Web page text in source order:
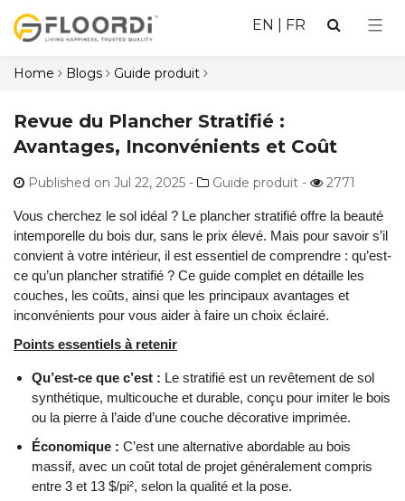
EN FR
Home Blogs Guide produit
Revue du Plancher Stratifié :
Avantages, Inconvénients et Coût
Published on Jul 22, 2025 - Guide produit - 2771
Vous cherchez le sol idéal ? Le plancher stratifié offre la beauté
intemporelle du bois dur, sans le prix élevé. Mais pour savoir s’il
convient à votre intérieur, il est essentiel de comprendre : qu’est-
ce qu’un plancher stratifié ? Ce guide complet en détaille les
couches, les coûts, ainsi que les principaux avantages et
inconvénients pour vous aider à faire un choix éclairé.
Points essentiels à retenir
Qu’est-ce que c’est : Le stratifié est un revêtement de sol
synthétique, multicouche et durable, conçu pour imiter le bois
ou la pierre à l’aide d’une couche décorative imprimée.
Économique : C’est une alternative abordable au bois
massif, avec un coût total de projet généralement compris
entre 3 et 13 $/pi², selon la qualité et la pose.